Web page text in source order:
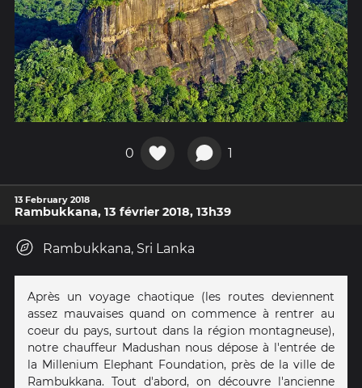
0 1
13 February 2018
Rambukkana, 13 février 2018, 13h39
Rambukkana, Sri Lanka
Après un voyage chaotique (les routes deviennent
assez mauvaises quand on commence à rentrer au
coeur du pays, surtout dans la région montagneuse),
notre chauffeur Madushan nous dépose à l'entrée de
la Millenium Elephant Foundation, près de la ville de
Rambukkana. Tout d'abord, on découvre l'ancienne